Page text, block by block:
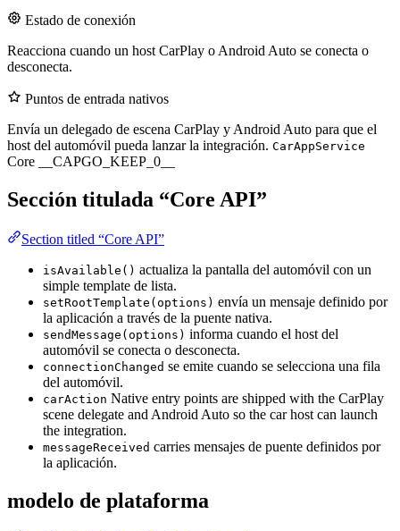
Estado de conexión
Reacciona cuando un host CarPlay o Android Auto se conecta o
desconecta.
Puntos de entrada nativos
Envía un delegado de escena CarPlay y Android Auto para que el
host del automóvil pueda lanzar la integración. CarAppService
Core __CAPGO_KEEP_0__
Sección titulada “Core API”
Section titled “Core API”
isAvailable() actualiza la pantalla del automóvil con un
simple template de lista.
setRootTemplate(options) envía un mensaje definido por
la aplicación a través de la puente nativa.
sendMessage(options) informa cuando el host del
automóvil se conecta o desconecta.
connectionChanged se emite cuando se selecciona una fila
del automóvil.
carAction Native entry points are shipped with the CarPlay
scene delegate and Android Auto so the car host can launch
the integration.
messageReceived carries mensajes de puente definidos por
la aplicación.
modelo de plataforma